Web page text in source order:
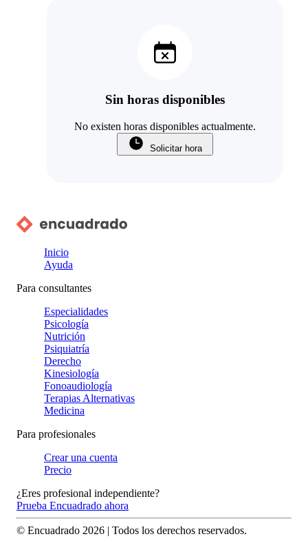
Sin horas disponibles
No existen horas disponibles actualmente.
Solicitar hora
Inicio
Ayuda
Para consultantes
Especialidades
Psicología
Nutrición
Psiquiatría
Derecho
Kinesiología
Fonoaudiología
Terapias Alternativas
Medicina
Para profesionales
Crear una cuenta
Precio
¿Eres profesional independiente?
Prueba Encuadrado ahora
© Encuadrado 2026 | Todos los derechos reservados.